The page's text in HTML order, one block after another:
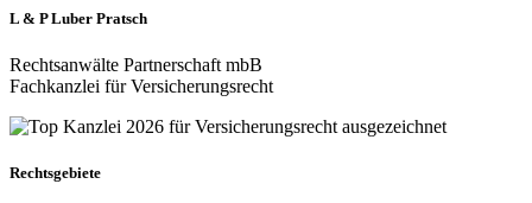
L & P Luber Pratsch
Rechtsanwälte Partnerschaft mbB
Fachkanzlei für Versicherungsrecht
Rechtsgebiete